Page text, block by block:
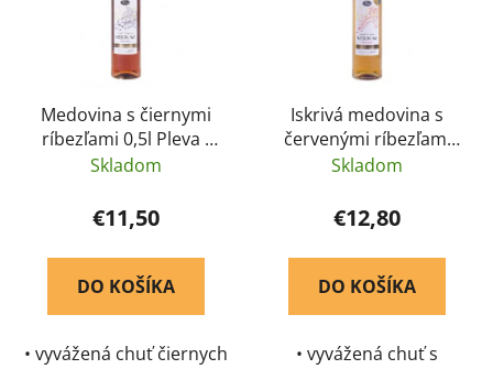
Medovina s čiernymi
ríbezľami 0,5l Pleva -
limitovaná edícia
Skladom
€11,50
DO KOŠÍKA
• vyvážená chuť čiernych
Iskrivá medovina s
červenými ríbezľami
Pleva 0,5l - limitovaná
Skladom
€12,80
DO KOŠÍKA
• vyvážená chuť s